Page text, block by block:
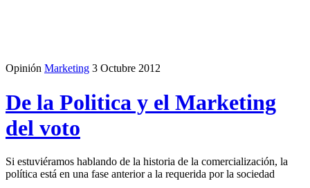
Opinión Marketing 3 Octubre 2012
De la Politica y el Marketing
del voto
Si estuviéramos hablando de la historia de la comercialización, la
política está en una fase anterior a la requerida por la sociedad